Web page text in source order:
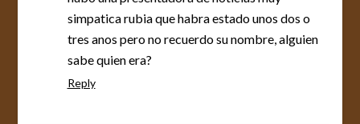
simpatica rubia que habra estado unos dos o
tres anos pero no recuerdo su nombre, alguien
sabe quien era?
Reply